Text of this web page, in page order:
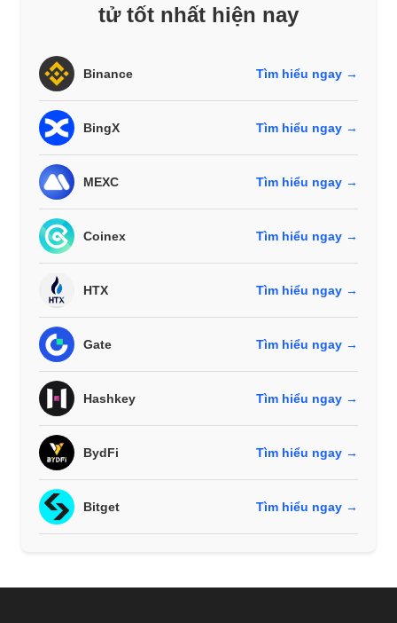
tử tốt nhất hiện nay
Binance Tìm hiểu ngay →
BingX Tìm hiểu ngay →
MEXC Tìm hiểu ngay →
Coinex Tìm hiểu ngay →
HTX Tìm hiểu ngay →
Gate Tìm hiểu ngay →
Hashkey Tìm hiểu ngay →
BydFi Tìm hiểu ngay →
Bitget Tìm hiểu ngay →